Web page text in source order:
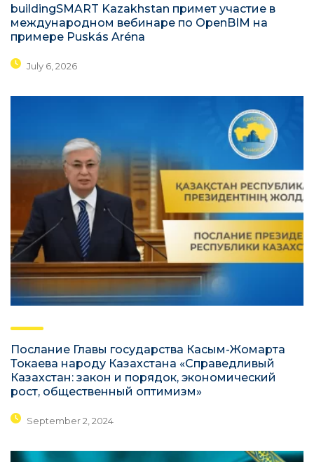
buildingSMART Kazakhstan примет участие в
международном вебинаре по OpenBIM на
примере Puskás Aréna
July 6, 2026
Послание Главы государства Касым-Жомарта
Токаева народу Казахстана «Справедливый
Казахстан: закон и порядок, экономический
рост, общественный оптимизм»
September 2, 2024